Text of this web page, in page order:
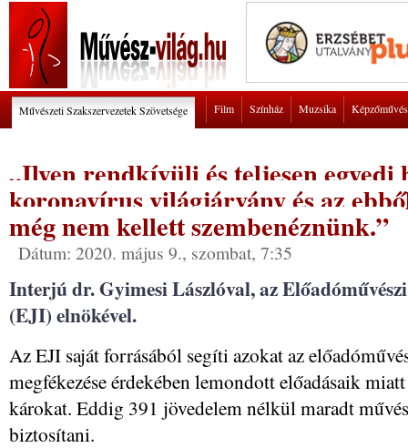
Művészeti Szakszervezetek Szövetsége Film Színház Muzsika
„Ilyen rendkívüli és teljesen egyedi
koronavírus világjárvány és az
még nem kellett szembenéznünk.”
Dátum: 2020. május 9., szombat, 7:35
Interjú dr. Gyimesi Lászlóval, az
(EJI) elnökével.
Az EJI saját forrásából segíti azokat az
megfékezése érdekében lemondott előadásaik
károkat. Eddig 391 jövedelem nélkül maradt
biztosítani.